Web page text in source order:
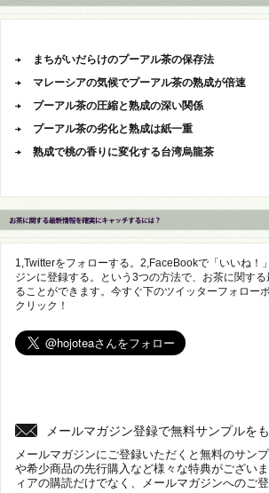
まちがいだらけのプーアル茶の保存法
マレーシアの気候でプーアル茶の熟成が倍速
プーアル茶の圧縮と熟成の深い関係
プーアル茶の劣化と熟成は紙一重
熟成で桃の香りに変化する台湾烏龍茶
1,Twitterをフォローする。2,FaceBookで「いいね！
ジンに登録する。という3つの方法で、お茶に関す
ることができます。今すぐ下のツイッターフォロー
クリック！
メールマガジン登録で無料サンプルを
メールマガジンにご登録いただくと無料のサン
や希少商品の先行購入など様々な特典がござい
ィアの購読だけでなく、メールマガジンへのご